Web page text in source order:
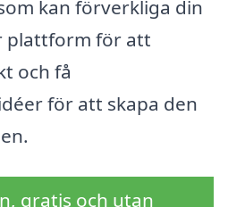
kan förverkliga din
plattform för att
och få
för att skapa den
gratis och utan